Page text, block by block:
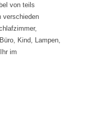
von teils
verschieden
Kind, Lampen,
im